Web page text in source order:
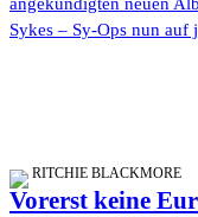
Sykes – Sy-Ops nun auf
RITCHIE BLACKMORE
Vorerst keine